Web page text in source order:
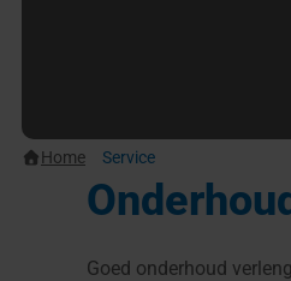
Home Service
Goed onderhoud